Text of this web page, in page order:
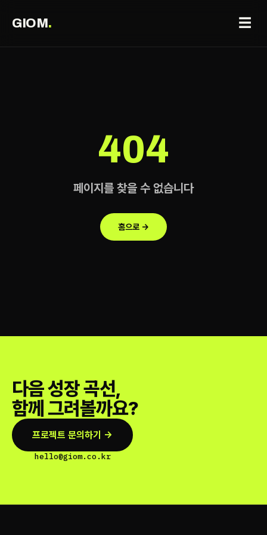
GIOM. ☰
404
페이지를 찾을 수 없습니다
홈으로 →
다음 성장 곡선,
함께 그려볼까요?
프로젝트 문의하기 →
hello@giom.co.kr